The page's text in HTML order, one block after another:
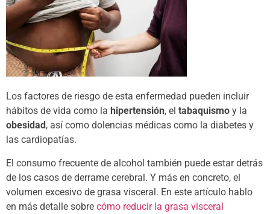
Los factores de riesgo de esta enfermedad pueden incluir
hábitos de vida como la hipertensión, el tabaquismo y la
obesidad , así como dolencias médicas como la diabetes y
las cardiopatías.
El consumo frecuente de alcohol también puede estar detrás
de los casos de derrame cerebral. Y más en concreto, el
volumen excesivo de grasa visceral. En este artículo hablo
en más detalle sobre cómo reducir la grasa visceral